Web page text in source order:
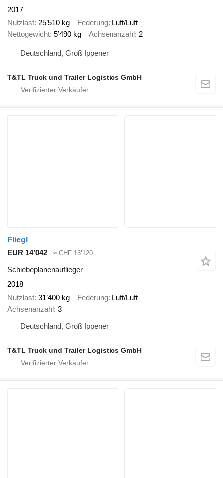
2017
Nutzlast 25’510 kg Federung Luft/Luft
Nettogewicht 5’490 kg Achsenanzahl 2
Deutschland, Groß Ippener
T&TL Truck und Trailer Logistics GmbH
Fliegl
EUR 14’042
≈ CHF 13’120
Schiebeplanenauflieger
2018
Nutzlast 31’400 kg Federung Luft/Luft
Achsenanzahl 3
Deutschland, Groß Ippener
T&TL Truck und Trailer Logistics GmbH